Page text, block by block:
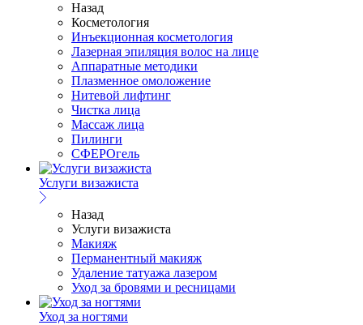
Назад
Косметология
Инъекционная косметология
Лазерная эпиляция волос на лице
Аппаратные методики
Плазменное омоложение
Нитевой лифтинг
Чистка лица
Массаж лица
Пилинги
СФЕРОгель
Услуги визажиста
Назад
Услуги визажиста
Макияж
Перманентный макияж
Удаление татуажа лазером
Уход за бровями и ресницами
Уход за ногтями